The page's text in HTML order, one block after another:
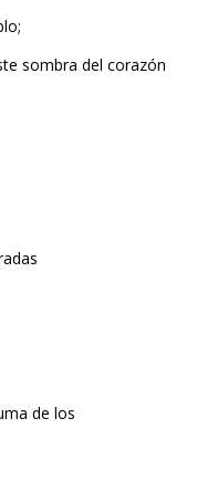
sombra del corazón
de los